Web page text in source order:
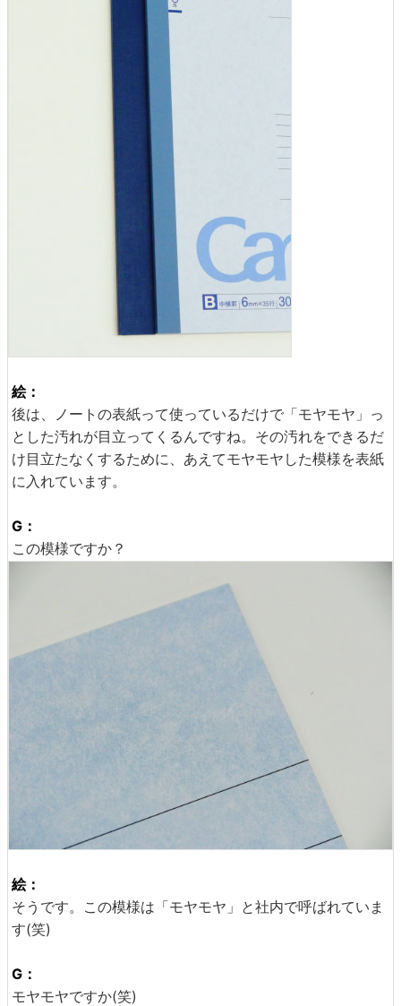
絵：
後は、ノートの表紙って使っているだけで「モヤモヤ」っ
とした汚れが目立ってくるんですね。その汚れをできるだ
け目立たなくするために、あえてモヤモヤした模様を表紙
に入れています。
G：
この模様ですか？
絵：
そうです。この模様は「モヤモヤ」と社内で呼ばれていま
す(笑)
G：
モヤモヤですか(笑)